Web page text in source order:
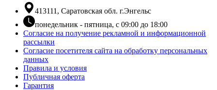
413111, Саратовская обл. г.Энгельс
понедельник - пятница, с 09:00 до 18:00
Согласие на получение рекламной и информационной
рассылки
Согласие посетителя сайта на обработку персональных
данных
Правила и условия
Публичная оферта
Гарантия